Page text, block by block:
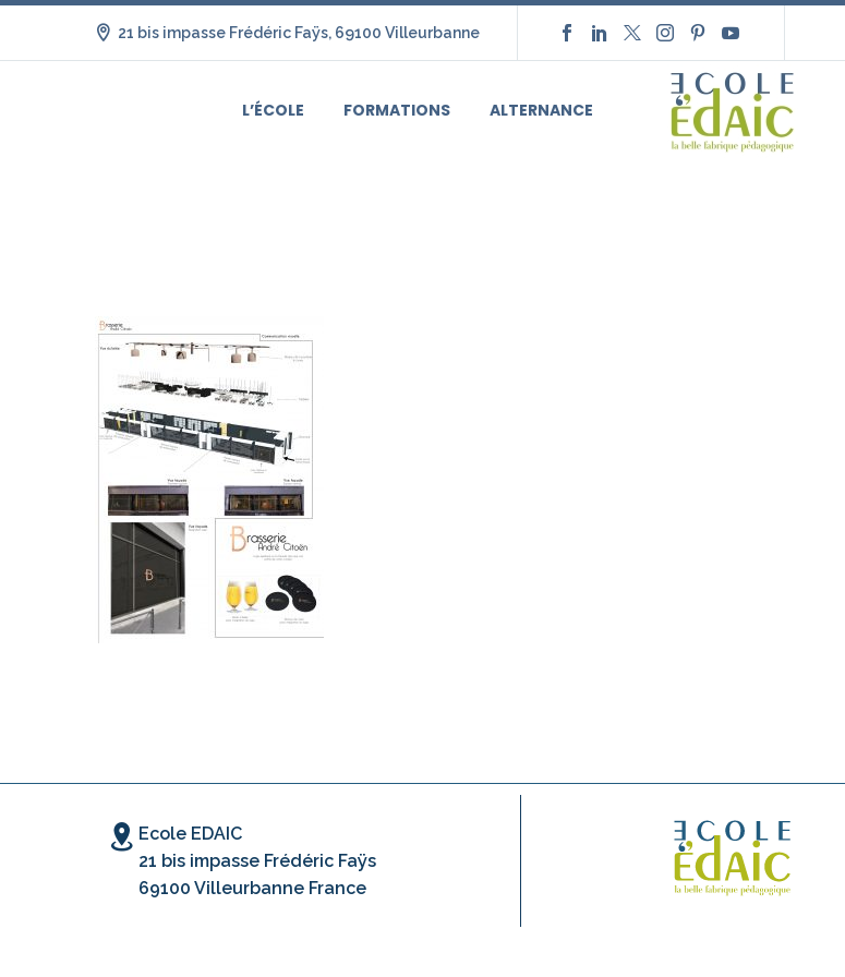
21 bis impasse Frédéric Faÿs, 69100 Villeurbanne
L’ÉCOLE FORMATIONS ALTERNANCE
Ecole EDAIC
21 bis impasse Frédéric Faÿs
69100 Villeurbanne France